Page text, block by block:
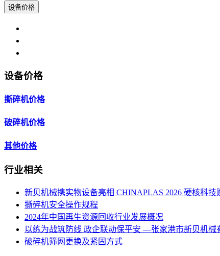
设备价格
设备价格
撕碎机价格
破碎机价格
其他价格
行业相关
新贝机械携实物设备亮相 CHINAPLAS 2026 硬核科技
撕碎机安全操作规程
2024年中国再生资源回收行业发展概况
以练为战筑防线 政企联动保平安 —张家港市新贝机械
破碎机筛网更换及紧固方式